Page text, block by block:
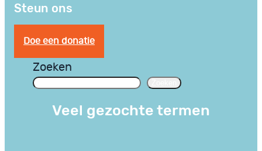
Steun ons
Doe een donatie
Zoeken
Veel gezochte termen